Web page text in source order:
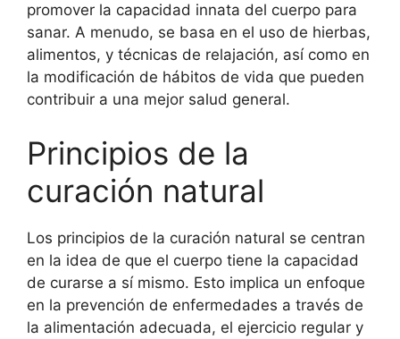
promover la capacidad innata del cuerpo para
sanar. A menudo, se basa en el uso de hierbas,
alimentos, y técnicas de relajación, así como en
la modificación de hábitos de vida que pueden
contribuir a una mejor salud general.
Principios de la
curación natural
Los principios de la curación natural se centran
en la idea de que el cuerpo tiene la capacidad
de curarse a sí mismo. Esto implica un enfoque
en la prevención de enfermedades a través de
la alimentación adecuada, el ejercicio regular y